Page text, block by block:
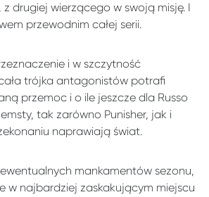
z drugiej wierzącego w swoją misję. I
przewodnim całej serii.
i w szczytność
trójka antagonistów potrafi
przemoc i o ile jeszcze dla Russo
tak zarówno Punisher, jak i
naprawiają świat.
mankamentów sezonu,
w najbardziej zaskakującym miejscu